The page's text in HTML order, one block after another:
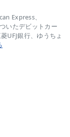
Express、
いたデビットカー
UFJ銀行、ゆうちょ